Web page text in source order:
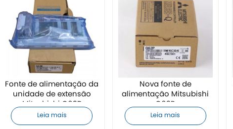
Fonte de alimentação da
unidade de extensão
Mitsubishi Q63B
totalmente nova
Leia mais
Nova fonte de
alimentação Mitsubishi
Q62P
Leia mais